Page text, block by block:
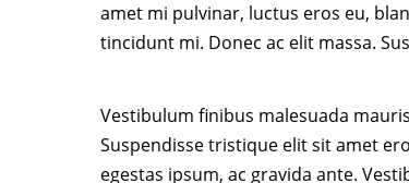
amet mi pulvinar, luctus eros eu,
tincidunt mi. Donec ac elit massa.
Vestibulum finibus malesuada
Suspendisse tristique elit sit amet
egestas ipsum, ac gravida ante.